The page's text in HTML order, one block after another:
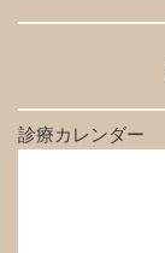
診療カレンダー